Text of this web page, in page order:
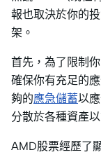
報也取決於你的
架。
首先，為了限制
確保你有充足的
夠的應急儲蓄以
分散於各種資產
AMD股票經歷了